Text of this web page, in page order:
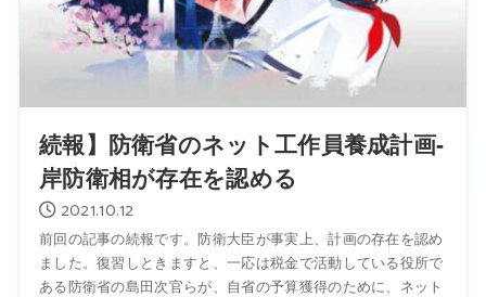
続報】防衛省のネット工作員養成計画‐
岸防衛相が存在を認める
2021.10.12
前回の記事の続報です。防衛大臣が事実上、計画の存在を認め
ました。復習しときますと、一応は税金で活動している役所で
ある防衛省の島田次官らが、自省の予算獲得のために、ネット